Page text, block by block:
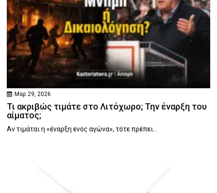
Μαρ 29, 2026
Τι ακριβώς τιμάτε στο Λιτόχωρο; Την έναρξη του
αίματος;
Αν τιμάται η «έναρξη ενός αγώνα», τότε πρέπει...